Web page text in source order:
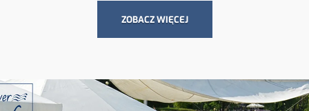
ZOBACZ WIĘCEJ